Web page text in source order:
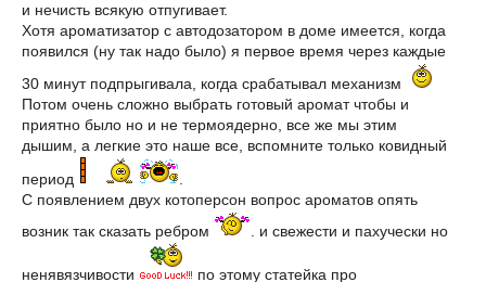
и нечисть всякую отпугивает.
Хотя ароматизатор с автодозатором в доме имеется, когда
появился (ну так надо было) я первое время через каждые
30 минут подпрыгивала, когда срабатывал механизм
Потом очень сложно выбрать готовый аромат чтобы и
приятно было но и не термоядерно, все же мы этим
дышим, а легкие это наше все, вспомните только ковидный
период
С появлением двух котоперсон вопрос ароматов опять
возник так сказать ребром
. и свежести и пахучески но
ненявязчивости
по этому статейка про